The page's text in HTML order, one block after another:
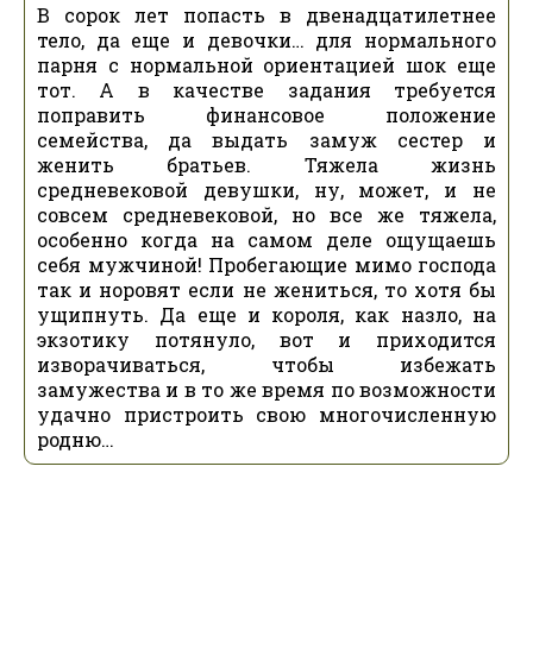
В сорок лет попасть в двенадцатилетнее
тело, да еще и девочки… для нормального
парня с нормальной ориентацией шок еще
тот. А в качестве задания требуется
поправить финансовое положение
семейства, да выдать замуж сестер и
женить братьев. Тяжела жизнь
средневековой девушки, ну, может, и не
совсем средневековой, но все же тяжела,
особенно когда на самом деле ощущаешь
себя мужчиной! Пробегающие мимо господа
так и норовят если не жениться, то хотя бы
ущипнуть. Да еще и короля, как назло, на
экзотику потянуло, вот и приходится
изворачиваться, чтобы избежать
замужества и в то же время по возможности
удачно пристроить свою многочисленную
родню…